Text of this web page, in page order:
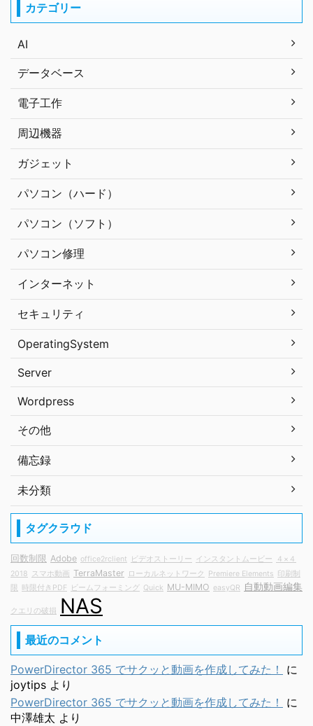
カテゴリー
AI
データベース
電子工作
周辺機器
ガジェット
パソコン（ハード）
パソコン（ソフト）
パソコン修理
インターネット
セキュリティ
OperatingSystem
Server
Wordpress
その他
備忘録
未分類
タグクラウド
回数制限 Adobe office2rclient ビデオストーリー インスタントムービー
４×４
2018
スマホ動画 TerraMaster ローカルネットワーク Premiere Elements 印刷制
限
時限付きPDF ビームフォーミング Quick MU-MIMO easyQR 自動動画編集
クエリの破損 NAS
最近のコメント
PowerDirector 365 でサクッと動画を作成してみた！
に
joytips より
PowerDirector 365 でサクッと動画を作成してみた！
に
中澤雄太 より